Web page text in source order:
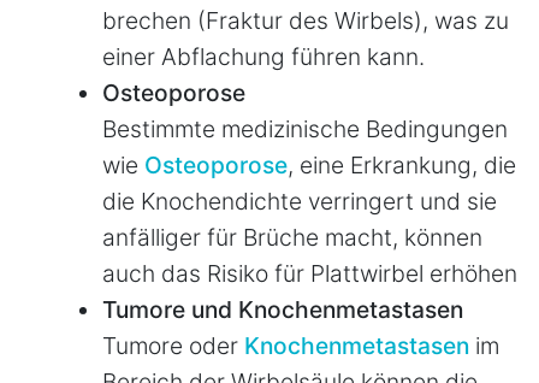
brechen (Fraktur des Wirbels), was zu
einer Abflachung führen kann.
Osteoporose
Bestimmte medizinische Bedingungen
wie Osteoporose, eine Erkrankung, die
die Knochendichte verringert und sie
anfälliger für Brüche macht, können
auch das Risiko für Plattwirbel erhöhen
Tumore und Knochenmetastasen
Tumore oder Knochenmetastasen im